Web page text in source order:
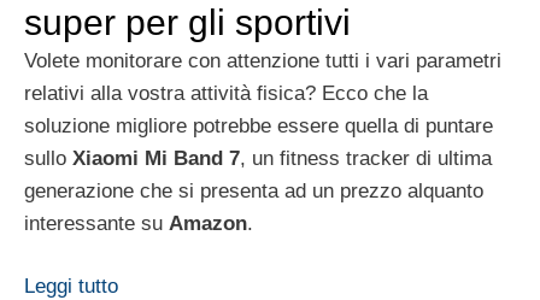
super per gli sportivi
Volete monitorare con attenzione tutti i vari parametri
relativi alla vostra attività fisica? Ecco che la
soluzione migliore potrebbe essere quella di puntare
sullo Xiaomi Mi Band 7, un fitness tracker di ultima
generazione che si presenta ad un prezzo alquanto
interessante su Amazon.
Leggi tutto